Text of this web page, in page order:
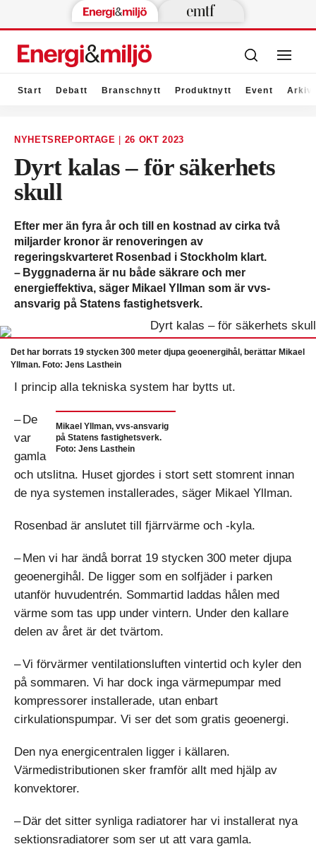
Start Debatt Branschnytt Produktnytt Event Arkiv
NYHETSREPORTAGE 26 OKT 2023
Dyrt kalas – för säkerhets
skull
Efter mer än fyra år och till en kostnad av cirka två
miljarder kronor är renoveringen av
regeringskvarteret Rosenbad i Stockholm klart.
– Byggnaderna är nu både säkrare och mer
energieffektiva, säger Mikael Yllman som är vvs-
ansvarig på Statens fastighetsverk.
Det har borrats 19 stycken 300 meter djupa geoenergihål, berättar Mikael
Yllman. Foto: Jens Lasthein
I princip alla tekniska system har bytts ut.
Mikael Yllman, vvs-ansvarig
på Statens fastighetsverk.
Foto: Jens Lasthein
– De
var
gamla
och utslitna. Huset gjordes i stort sett stomrent innan
de nya systemen installerades, säger Mikael Yllman.
Rosenbad är anslutet till fjärrvärme och -kyla.
– Men vi har ändå borrat 19 stycken 300 meter djupa
geoenergihål. De ligger som en solfjäder i parken
utanför huvudentrén. Sommartid laddas hålen med
värme som tas upp under vintern. Under den kallare
delen av året är det tvärtom.
– Vi förvärmer ventilationsluften vintertid och kyler den
på sommaren. Vi har dock inga värme­pumpar med
kompressorer installerade, utan enbart
cirkulationspumpar. Vi ser det som gratis geoenergi.
Den nya energicentralen ligger i källaren.
Värmedistributionen sker framför allt med hjälp av
konvektorer.
– Där det sitter synliga radiatorer har vi installerat nya
sektionsradiatorer som ser ut att vara gamla.